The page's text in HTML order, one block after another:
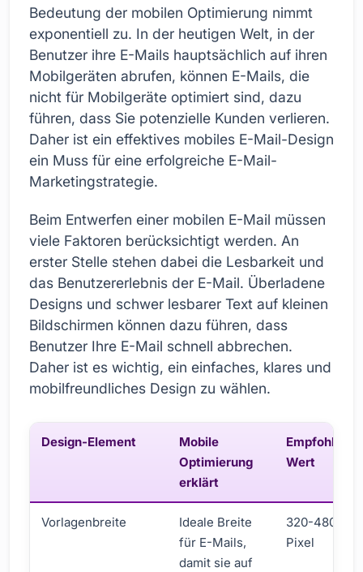
Bedeutung der mobilen Optimierung nimmt
exponentiell zu. In der heutigen Welt, in der
Benutzer ihre E-Mails hauptsächlich auf ihren
Mobilgeräten abrufen, können E-Mails, die
nicht für Mobilgeräte optimiert sind, dazu
führen, dass Sie potenzielle Kunden verlieren.
Daher ist ein effektives mobiles E-Mail-Design
ein Muss für eine erfolgreiche E-Mail-
Marketingstrategie.
Beim Entwerfen einer mobilen E-Mail müssen
viele Faktoren berücksichtigt werden. An
erster Stelle stehen dabei die Lesbarkeit und
das Benutzererlebnis der E-Mail. Überladene
Designs und schwer lesbarer Text auf kleinen
Bildschirmen können dazu führen, dass
Benutzer Ihre E-Mail schnell abbrechen.
Daher ist es wichtig, ein einfaches, klares und
mobilfreundliches Design zu wählen.
Design-Element
Mobile
Optimierung
erklärt
Empfohlener
Wert
Vorlagenbreite
Ideale Breite
für E-Mails,
damit sie auf
320-480
Pixel